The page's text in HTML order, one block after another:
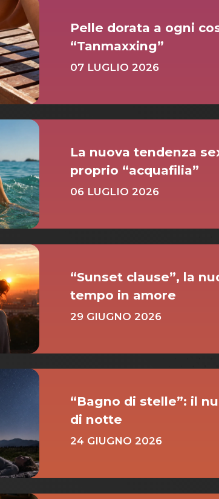
Pelle dorata a ogni
“Tanmaxxing”
07 LUGLIO 2026
La nuova tendenza
proprio “acquafilia”
06 LUGLIO 2026
“Sunset clause”, la
tempo in amore
29 GIUGNO 2026
“Bagno di stelle”: il
di notte
24 GIUGNO 2026